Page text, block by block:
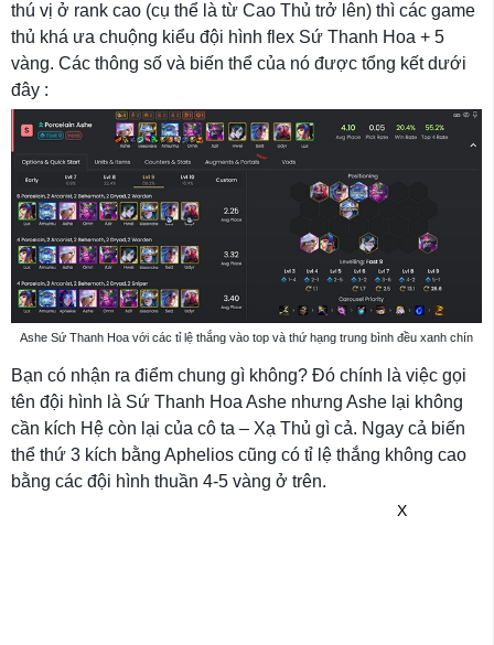
thú vị ở rank cao (cụ thể là từ Cao Thủ trở lên) thì các game
thủ khá ưa chuộng kiểu đội hình flex Sứ Thanh Hoa + 5
vàng. Các thông số và biến thể của nó được tổng kết dưới
đây :
Ashe Sứ Thanh Hoa với các tỉ lệ thắng vào top và thứ hạng trung bình đều xanh chín
Bạn có nhận ra điểm chung gì không? Đó chính là việc gọi
tên đội hình là Sứ Thanh Hoa Ashe nhưng Ashe lại không
cần kích Hệ còn lại của cô ta – Xạ Thủ gì cả. Ngay cả biến
thể thứ 3 kích bằng Aphelios cũng có tỉ lệ thắng không cao
bằng các đội hình thuần 4-5 vàng ở trên.
X